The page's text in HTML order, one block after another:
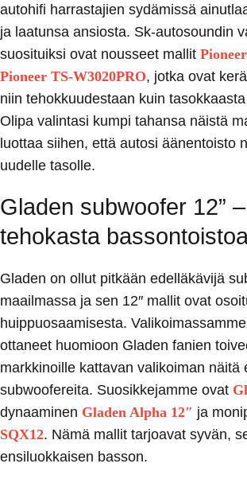
autohifi harrastajien sydämissä
ja laatunsa ansiosta. Sk-autosoundin
suosituiksi ovat nousseet mallit
Pioneer TS-W3020PRO, jotka ovat
niin tehokkuudestaan kuin
Olipa valintasi kumpi tahansa näistä
luottaa siihen, että autosi äänentoisto
uudelle tasolle.
Gladen subwoofer 12”
tehokasta
Gladen on ollut pitkään edelläkävijä
maailmassa ja sen 12″ mallit ovat
huippuosaamisesta.
ottaneet huomioon Gladen fanien
markkinoille kattavan valikoiman näitä
subwoofereita. Suosikkejamme ovat
dynaaminen Gladen Alpha 12″ ja
SQX12. Nämä mallit tarjoavat syvän,
ensiluokkaisen basson.